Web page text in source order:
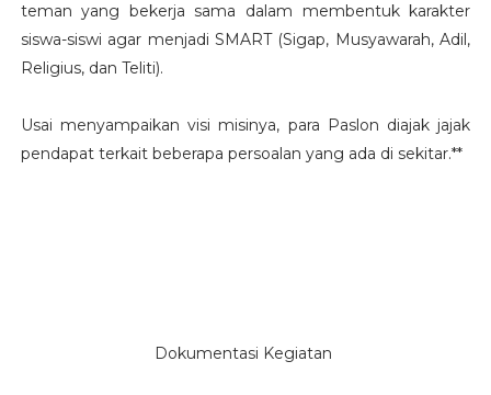
teman yang bekerja sama dalam membentuk karakter
siswa-siswi agar menjadi SMART (Sigap, Musyawarah, Adil,
Religius, dan Teliti).
Usai menyampaikan visi misinya, para Paslon diajak jajak
pendapat terkait beberapa persoalan yang ada di sekitar.**
Dokumentasi Kegiatan